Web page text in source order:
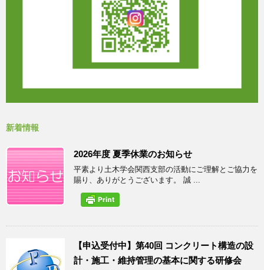
新着情報
2026年度 夏季休業のお知らせ
平素より土木学会関西支部の活動にご理解とご協力を
賜り、ありがとうございます。 誠 ...
【申込受付中】第40回 コンクリート構造の設
計・施工・維持管理の基本に関する研修会